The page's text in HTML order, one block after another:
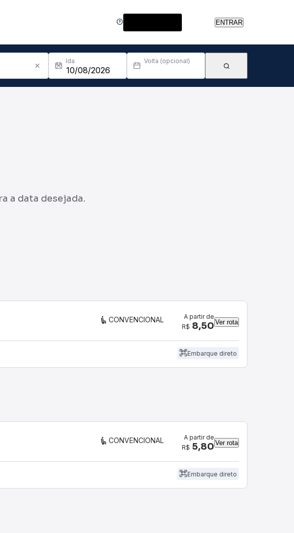
ENTRAR
Ida Volta (opcional)
a data desejada.
CONVENCIONAL
A partir de
R$ 8,50 Ver rota
Embarque direto
CONVENCIONAL
A partir de
R$ 5,80 Ver rota
Embarque direto